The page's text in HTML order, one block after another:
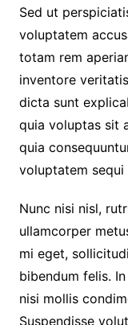
Sed ut
voluptatem
totam rem
inventore
dicta sunt
quia voluptas sit
quia
voluptatem sequi
Nunc nisi nisl,
ullamcorper
mi eget,
bibendum felis.
nisi mollis
Suspendisse